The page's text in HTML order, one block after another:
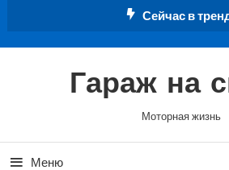
Сейчас в
Гараж на
Моторная жизнь
Меню